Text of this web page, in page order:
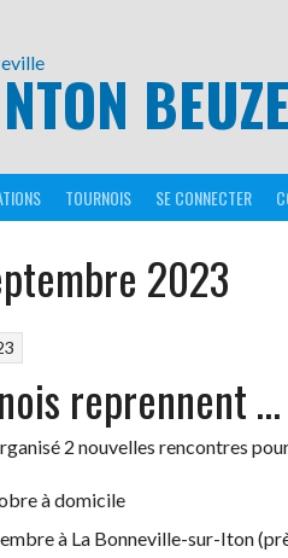
TOURNOIS SE CONNECTER
2023
reprennent …
2 nouvelles rencontres
à domicile
à La Bonneville-sur-Iton